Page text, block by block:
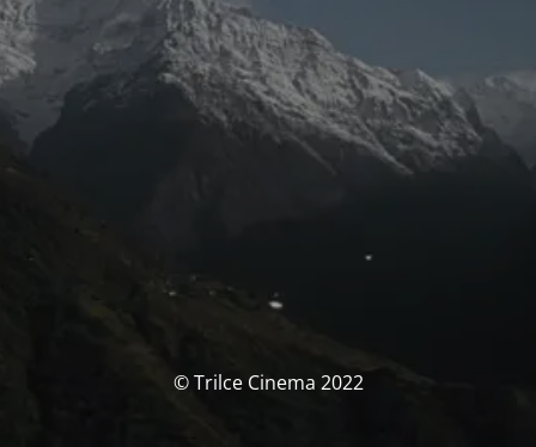
© Trilce Cinema 2022